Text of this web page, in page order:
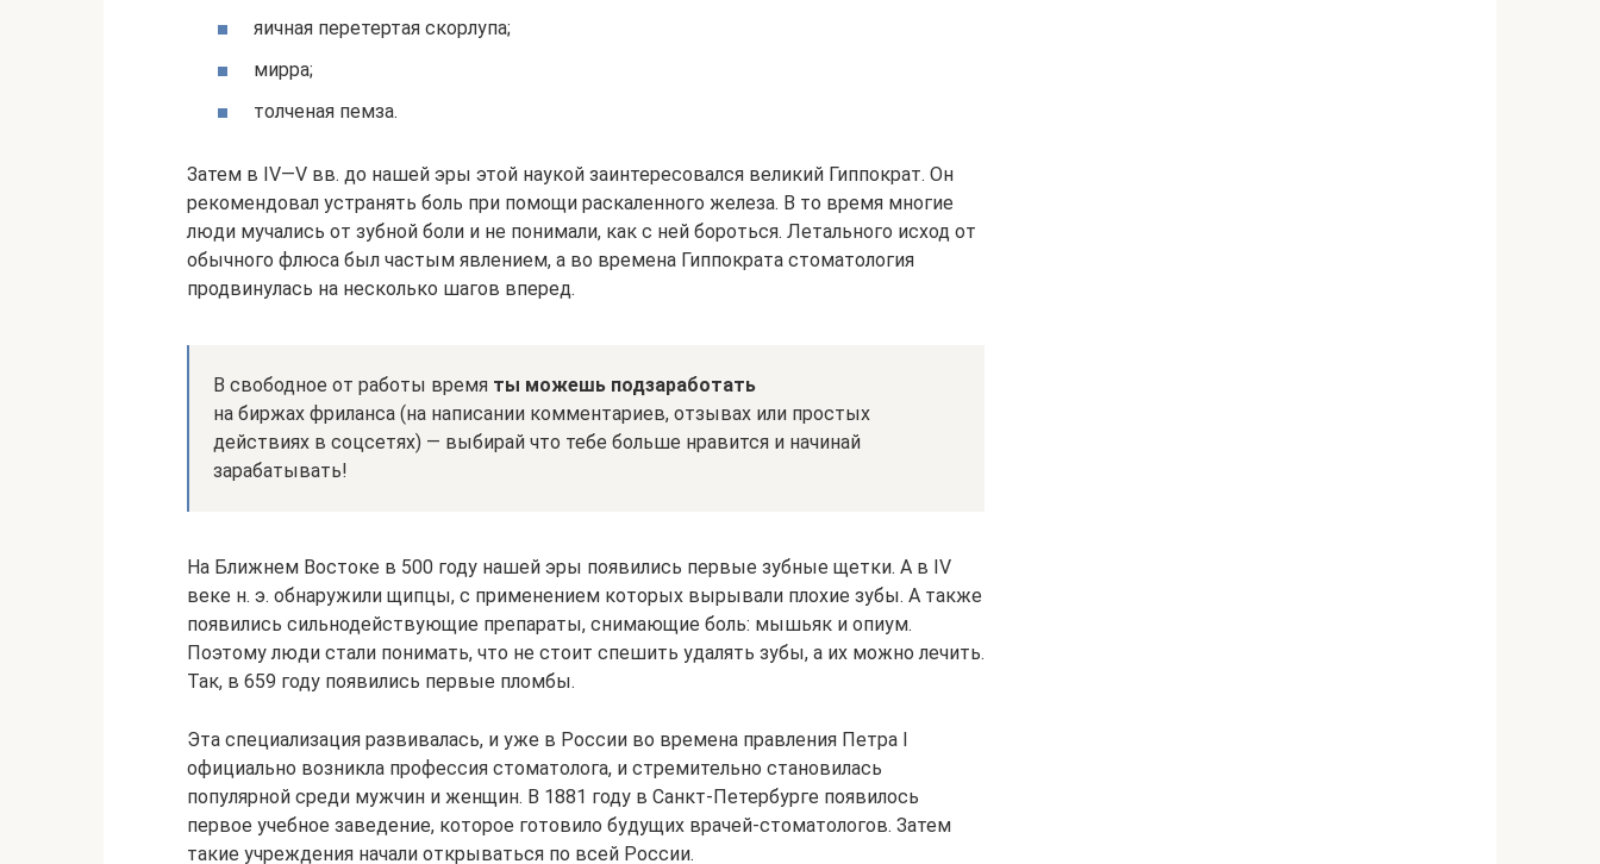
яичная перетертая скорлупа;
мирра;
толченая пемза.
Затем в IV—V вв. до нашей эры этой наукой заинтересовался великий Гиппократ. Он
рекомендовал устранять боль при помощи раскаленного железа. В то время многие
люди мучались от зубной боли и не понимали, как с ней бороться. Летального исход от
обычного флюса был частым явлением, а во времена Гиппократа стоматология
продвинулась на несколько шагов вперед.
В свободное от работы время ты можешь подзаработать
на биржах фриланса (на написании комментариев, отзывах или простых
действиях в соцсетях) — выбирай что тебе больше нравится и начинай
зарабатывать!
На Ближнем Востоке в 500 году нашей эры появились первые зубные щетки. А в IV
веке н. э. обнаружили щипцы, с применением которых вырывали плохие зубы. А также
появились сильнодействующие препараты, снимающие боль: мышьяк и опиум.
Поэтому люди стали понимать, что не стоит спешить удалять зубы, а их можно лечить.
Так, в 659 году появились первые пломбы.
Эта специализация развивалась, и уже в России во времена правления Петра I
официально возникла профессия стоматолога, и стремительно становилась
популярной среди мужчин и женщин. В 1881 году в Санкт-Петербурге появилось
первое учебное заведение, которое готовило будущих врачей-стоматологов. Затем
такие учреждения начали открываться по всей России.